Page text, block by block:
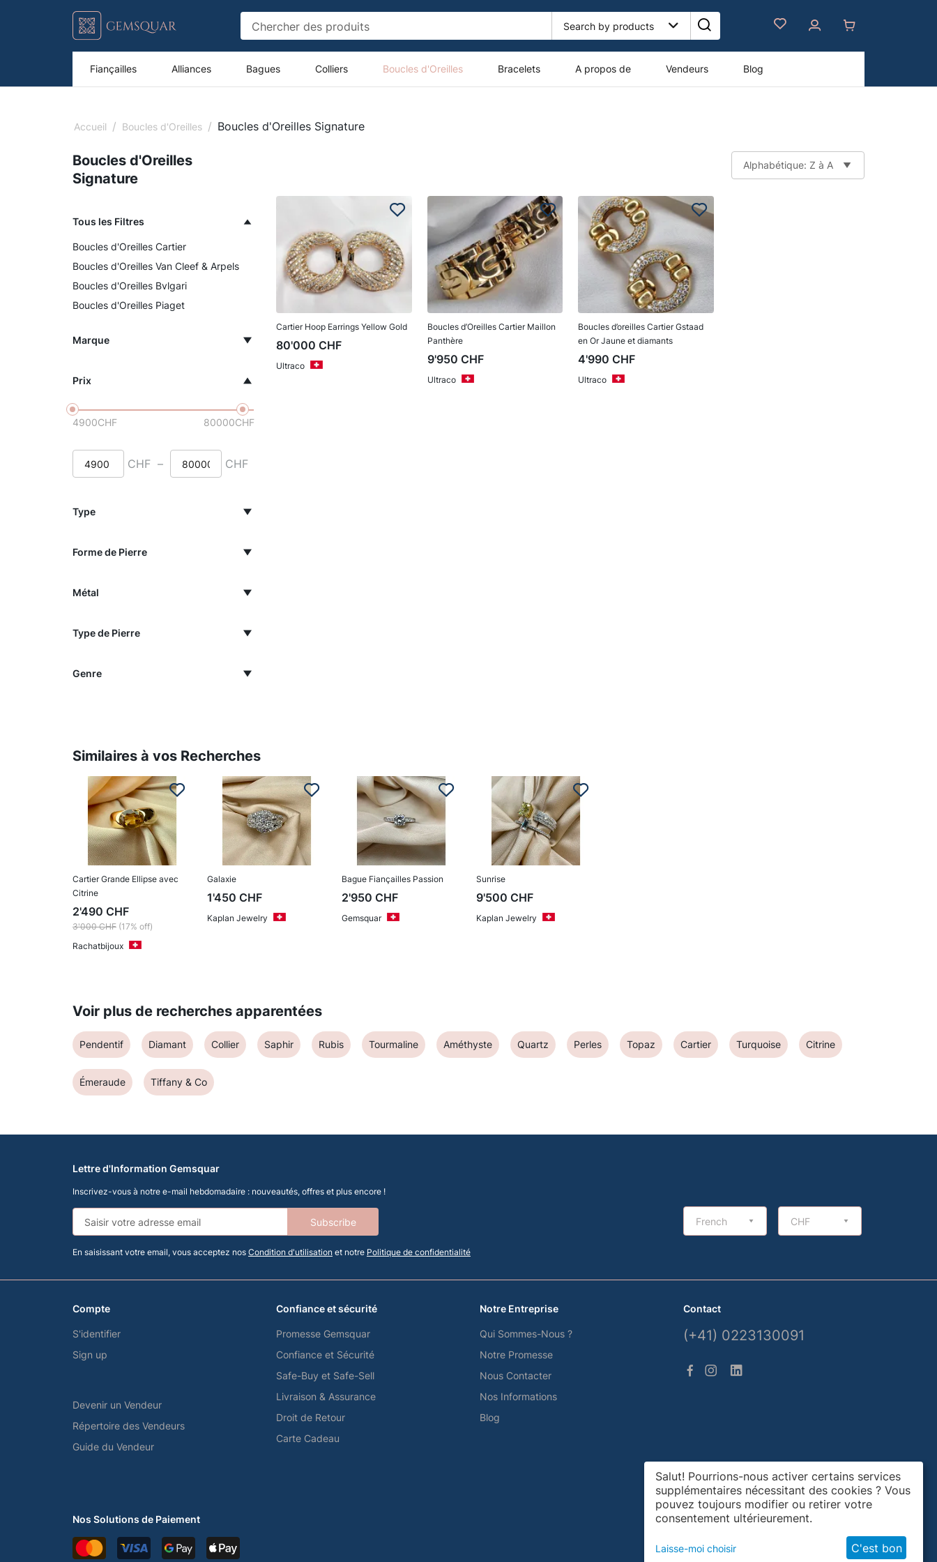
Fiançailles Alliances Bagues Colliers Boucles d'Oreilles Bracelets A propos de Vendeurs Blog
Accueil / Boucles d'Oreilles / Boucles d'Oreilles Signature
Boucles d'Oreilles
Signature
Tous les Filtres
Boucles d'Oreilles Cartier
Boucles d'Oreilles Van Cleef & Arpels
Boucles d'Oreilles Bvlgari
Boucles d'Oreilles Piaget
Marque
Prix
4900CHF 80000CHF
CHF – CHF
Type
Forme de Pierre
Métal
Type de Pierre
Genre
Alphabétique: Z à A
Cartier Hoop Earrings Yellow Gold
80'000 CHF
Ultraco
Boucles d’Oreilles Cartier Maillon
Panthère
9'950 CHF
Ultraco
Boucles d’oreilles Cartier Gstaad
en Or Jaune et diamants
4'990 CHF
Ultraco
Similaires à vos Recherches
Cartier Grande Ellipse avec
Citrine
2'490 CHF
3'000 CHF (17% off)
Rachatbijoux
Galaxie
1'450 CHF
Kaplan Jewelry
Bague Fiançailles Passion
2'950 CHF
Gemsquar
Sunrise
9'500 CHF
Kaplan Jewelry
Voir plus de recherches apparentées
Pendentif Diamant Collier Saphir Rubis Tourmaline Améthyste Quartz Perles Topaz Cartier Turquoise Citrine
Émeraude Tiffany & Co
Lettre d'Information Gemsquar
Inscrivez-vous à notre e-mail hebdomadaire : nouveautés, offres et plus encore !
Subscribe
En saisissant votre email, vous acceptez nos Condition d'utilisation et notre Politique de confidentialité
French CHF
Compte
S'identifier
Sign up
Devenir un Vendeur
Répertoire des Vendeurs
Guide du Vendeur
Confiance et sécurité
Promesse Gemsquar
Confiance et Sécurité
Safe-Buy et Safe-Sell
Livraison & Assurance
Droit de Retour
Carte Cadeau
Notre Entreprise
Qui Sommes-Nous ?
Notre Promesse
Nous Contacter
Nos Informations
Blog
Contact
(+41) 0223130091
Nos Solutions de Paiement
© Gemsquar, 2026
Salut! Pourrions-nous activer certains services
supplémentaires nécessitant des cookies ? Vous
pouvez toujours modifier ou retirer votre
consentement ultérieurement.
Laisse-moi choisir C'est bon